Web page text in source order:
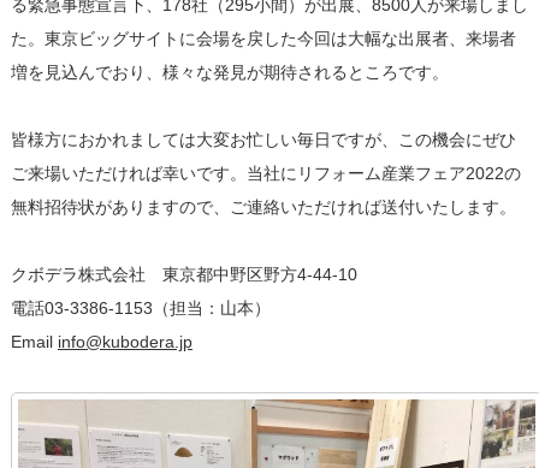
る緊急事態宣言下、178社（295小間）が出展、8500人が来場しまし
た。東京ビッグサイトに会場を戻した今回は大幅な出展者、来場者
増を見込んでおり、様々な発見が期待されるところです。
皆様方におかれましては大変お忙しい毎日ですが、この機会にぜひ
ご来場いただければ幸いです。当社にリフォーム産業フェア2022の
無料招待状がありますので、ご連絡いただければ送付いたします。
クボデラ株式会社 東京都中野区野方4-44-10
電話03-3386-1153（担当：山本）
Email info@kubodera.jp